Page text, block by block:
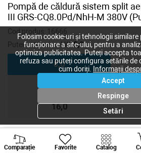
Pompă de căldură sistem split
III GRS-CQ8.0Pd/NhH-M 380V
Cod produs: 16666
Puterea termica, kW:8,0
8,0
16,0
102 000lei
Comparație Favorite Catalog
Folosim cookie-uri și tehnologii
funcționare a site-ului, pentru a
optimiza publicitatea. Puteți accepta
refuza sau puteți configura setările de
cum doriți.
Informații
Accept
Respinge
Setări